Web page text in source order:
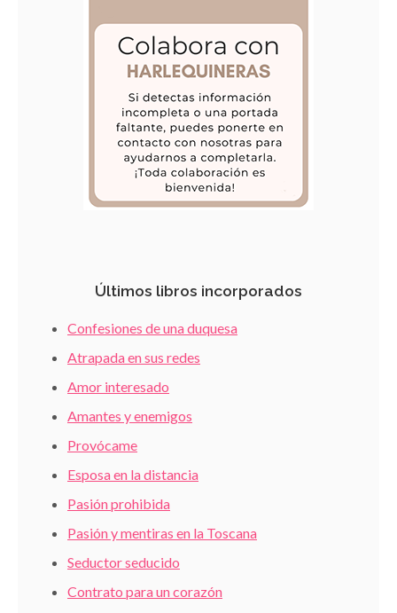
Últimos libros incorporados
Confesiones de una duquesa
Atrapada en sus redes
Amor interesado
Amantes y enemigos
Provócame
Esposa en la distancia
Pasión prohibida
Pasión y mentiras en la Toscana
Seductor seducido
Contrato para un corazón